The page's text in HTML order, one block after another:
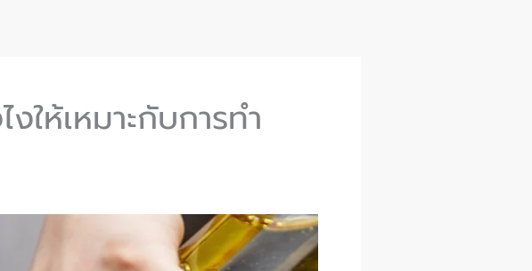
ให้เหมาะกับการทำ